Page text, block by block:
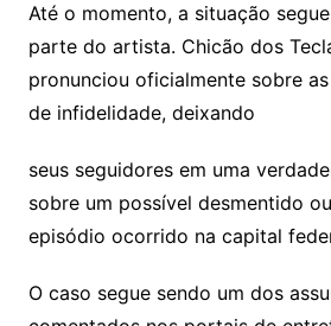
Até o momento, a situação
parte do artista. Chicão dos
pronunciou oficialmente sobre
de infidelidade, deixando
seus seguidores em uma
sobre um possível desmentido
episódio ocorrido na capital
O caso segue sendo um dos